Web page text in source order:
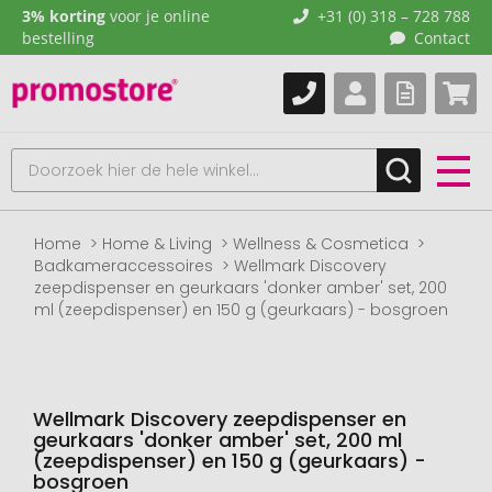
3% korting voor je online
bestelling
+31 (0) 318 – 728 788
Contact
Home Home & Living
Wellness & Cosmetica
Badkameraccessoires
Wellmark Discovery
zeepdispenser en geurkaars 'donker amber' set, 200
ml (zeepdispenser) en 150 g (geurkaars) - bosgroen
Wellmark Discovery zeepdispenser en
geurkaars 'donker amber' set, 200 ml
(zeepdispenser) en 150 g (geurkaars) -
bosgroen